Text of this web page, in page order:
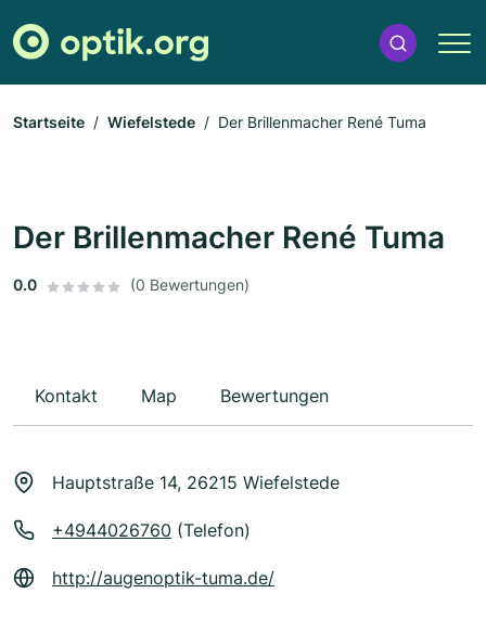
Startseite Wiefelstede Der Brillenmacher René Tuma
Der Brillenmacher René Tuma
0.0 (0 Bewertungen)
Kontakt Map Bewertungen
Hauptstraße 14, 26215 Wiefelstede
+4944026760 (Telefon)
http://augenoptik-tuma.de/